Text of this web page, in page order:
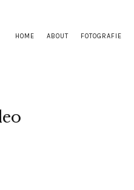
HOME ABOUT FOTOGRAFIE